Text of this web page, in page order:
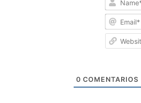
0 COMENTARIOS